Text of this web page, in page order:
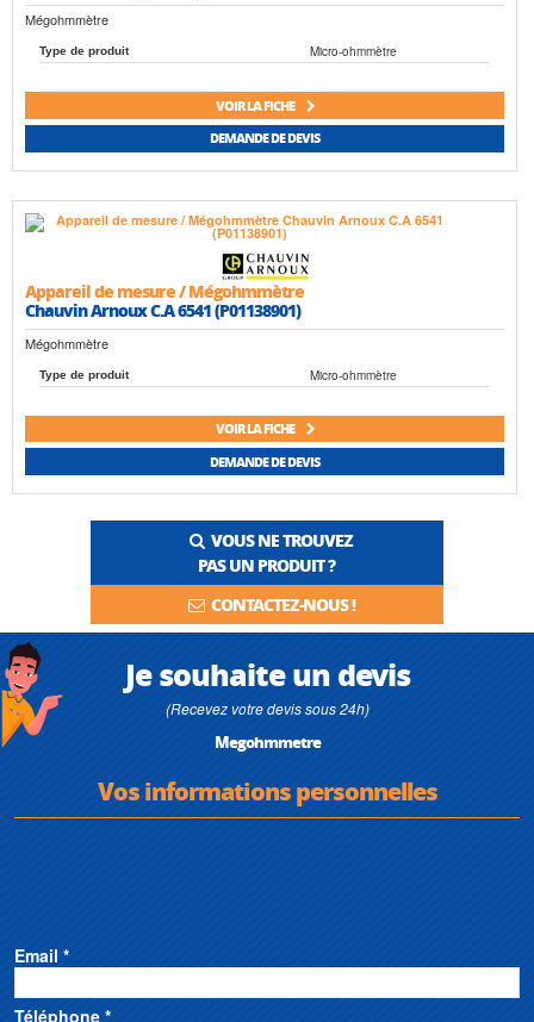
Mégohmmètre
Type de produit Micro-ohmmètre
VOIR LA FICHE
DEMANDE DE DEVIS
Appareil de mesure / Mégohmmètre
Chauvin Arnoux C.A 6541 (P01138901)
Mégohmmètre
Type de produit Micro-ohmmètre
VOIR LA FICHE
DEMANDE DE DEVIS
VOUS NE TROUVEZ
PAS UN PRODUIT ?
CONTACTEZ-NOUS !
Je souhaite un devis
(Recevez votre devis sous 24h)
Megohmmetre
Vos informations personnelles
Email *
Téléphone *